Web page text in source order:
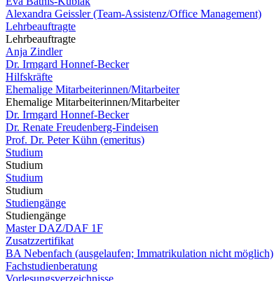
Alexandra Geissler (Team-Assistenz/Office Management)
Lehrbeauftragte
Lehrbeauftragte
Anja Zindler
Dr. Irmgard Honnef-Becker
Hilfskräfte
Ehemalige Mitarbeiterinnen/Mitarbeiter
Ehemalige Mitarbeiterinnen/Mitarbeiter
Dr. Irmgard Honnef-Becker
Dr. Renate Freudenberg-Findeisen
Prof. Dr. Peter Kühn (emeritus)
Studium
Studium
Studium
Studium
Studiengänge
Studiengänge
Master DAZ/DAF 1F
Zusatzzertifikat
BA Nebenfach (ausgelaufen; Immatrikulation nicht möglich)
Fachstudienberatung
Vorlesungsverzeichnisse